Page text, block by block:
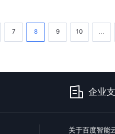
7 8 9 10 …
企业
关于百度智能